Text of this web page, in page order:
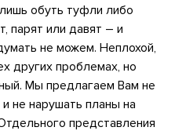
обуть туфли либо
парят или давят – и
не можем. Неплохой,
других проблемах, но
Мы предлагаем Вам не
не нарушать планы на
представления